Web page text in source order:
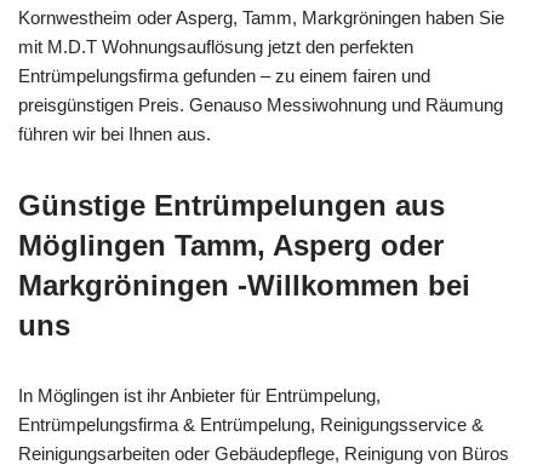
Kornwestheim oder Asperg, Tamm, Markgröningen haben Sie
mit M.D.T Wohnungsauflösung jetzt den perfekten
Entrümpelungsfirma gefunden – zu einem fairen und
preisgünstigen Preis. Genauso Messiwohnung und Räumung
führen wir bei Ihnen aus.
Günstige Entrümpelungen aus
Möglingen Tamm, Asperg oder
Markgröningen -Willkommen bei
uns
In Möglingen ist ihr Anbieter für Entrümpelung,
Entrümpelungsfirma & Entrümpelung, Reinigungsservice &
Reinigungsarbeiten oder Gebäudepflege, Reinigung von Büros